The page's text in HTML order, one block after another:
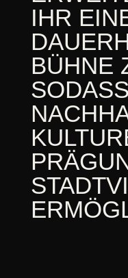
IHR
BÜHNE